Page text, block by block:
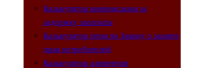
Калькулятор компенсации за
задержку зарплаты
Калькулятор пени по Закону о защите
прав потребителей
Калькулятор алиментов